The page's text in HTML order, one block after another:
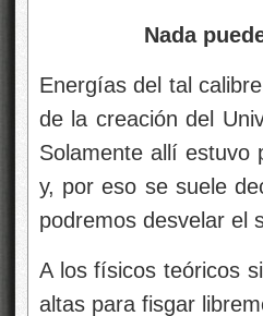
Nada puede
Energías del tal
de la creación del
Solamente allí estuvo
y, por eso se suele
podremos desvelar el
A los físicos teóricos
altas para fisgar